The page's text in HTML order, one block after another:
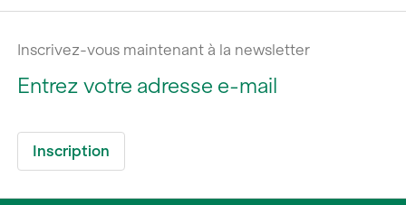
Inscrivez-vous maintenant à la newsletter